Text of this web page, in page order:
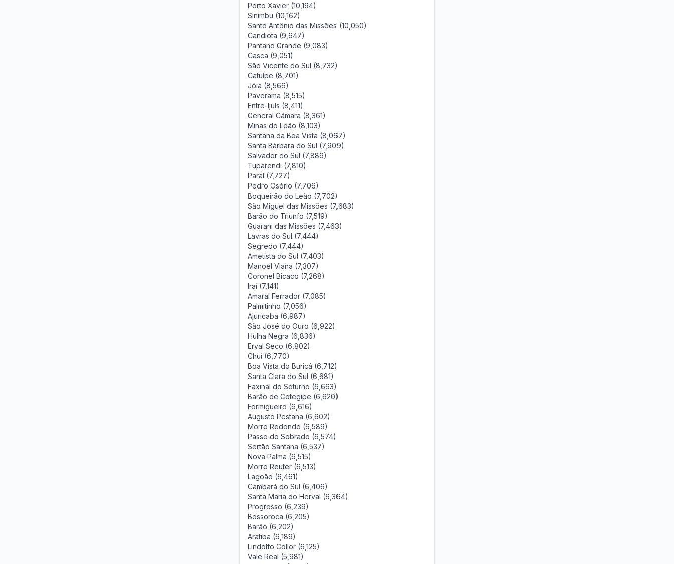
Porto Xavier (10,194)
Sinimbu (10,162)
Santo Antônio das Missões (10,050)
Candiota (9,647)
Pantano Grande (9,083)
Casca (9,051)
São Vicente do Sul (8,732)
Catuípe (8,701)
Jóia (8,566)
Paverama (8,515)
Entre-Ijuís (8,411)
General Câmara (8,361)
Minas do Leão (8,103)
Santana da Boa Vista (8,067)
Santa Bárbara do Sul (7,909)
Salvador do Sul (7,889)
Tuparendi (7,810)
Paraí (7,727)
Pedro Osório (7,706)
Boqueirão do Leão (7,702)
São Miguel das Missões (7,683)
Barão do Triunfo (7,519)
Guarani das Missões (7,463)
Lavras do Sul (7,444)
Segredo (7,444)
Ametista do Sul (7,403)
Manoel Viana (7,307)
Coronel Bicaco (7,268)
Iraí (7,141)
Amaral Ferrador (7,085)
Palmitinho (7,056)
Ajuricaba (6,987)
São José do Ouro (6,922)
Hulha Negra (6,836)
Erval Seco (6,802)
Chuí (6,770)
Boa Vista do Buricá (6,712)
Santa Clara do Sul (6,681)
Faxinal do Soturno (6,663)
Barão de Cotegipe (6,620)
Formigueiro (6,616)
Augusto Pestana (6,602)
Morro Redondo (6,589)
Passo do Sobrado (6,574)
Sertão Santana (6,537)
Nova Palma (6,515)
Morro Reuter (6,513)
Lagoão (6,461)
Cambará do Sul (6,406)
Santa Maria do Herval (6,364)
Progresso (6,239)
Bossoroca (6,205)
Barão (6,202)
Aratiba (6,189)
Lindolfo Collor (6,125)
Vale Real (5,981)